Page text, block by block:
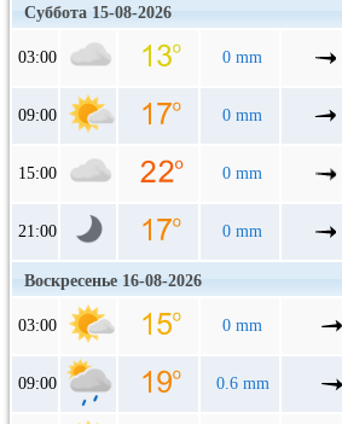
Суббота 15-08-2026
03:00 0 mm
09:00 0 mm
15:00 0 mm
21:00 0 mm
Воскресенье 16-08-2026
03:00 0 mm
09:00 0.6 mm